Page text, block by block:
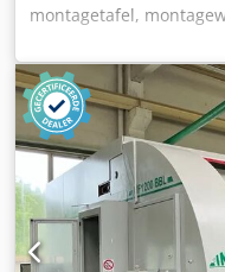
montagetafel,
Onderstel: werktafel
voor zwenkwielen -
Hoogte: 720 mm -
29 kg Dcsdpfx Anszru